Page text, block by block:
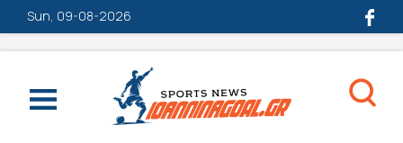
Sun, 09-08-2026